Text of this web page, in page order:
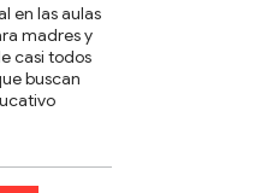
en las aulas
madres y
casi todos
buscan